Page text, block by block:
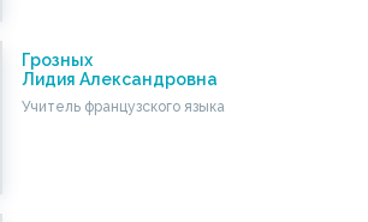
Грозных
Лидия Александровна
Учитель французского языка